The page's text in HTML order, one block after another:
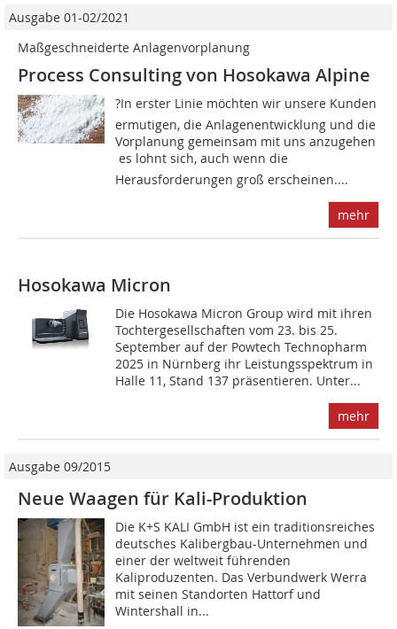
Ausgabe 01-02/2021
Maßgeschneiderte Anlagenvorplanung
Process Consulting von Hosokawa Alpine
?In erster Linie möchten wir unsere Kunden
ermutigen, die Anlagenentwicklung und die
Vorplanung gemeinsam mit uns anzugehen
 es lohnt sich, auch wenn die
Herausforderungen groß erscheinen....
mehr
Hosokawa Micron
Die Hosokawa Micron Group wird mit ihren
Tochtergesellschaften vom 23. bis 25.
September auf der Powtech Technopharm
2025 in Nürnberg ihr Leistungsspektrum in
Halle 11, Stand 137 präsentieren. Unter...
mehr
Ausgabe 09/2015
Neue Waagen für Kali-Produktion
Die K+S KALI GmbH ist ein traditionsreiches
deutsches Kalibergbau-Unternehmen und
einer der weltweit führenden
Kaliproduzenten. Das Verbundwerk Werra
mit seinen Standorten Hattorf und
Wintershall in...